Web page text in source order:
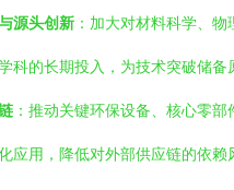
源头创新 ：加大对材料科学、
科的长期投入，为技术突破储备
：推动关键环保设备、核心零
应用，降低对外部供应链的依赖